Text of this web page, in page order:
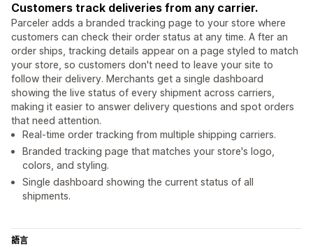
Customers track deliveries from any carrier.
Parceler adds a branded tracking page to your store where
customers can check their order status at any time. A fter an
order ships, tracking details appear on a page styled to match
your store, so customers don't need to leave your site to
follow their delivery. Merchants get a single dashboard
showing the live status of every shipment across carriers,
making it easier to answer delivery questions and spot orders
that need attention.
Real-time order tracking from multiple shipping carriers.
Branded tracking page that matches your store's logo,
colors, and styling.
Single dashboard showing the current status of all
shipments.
語言